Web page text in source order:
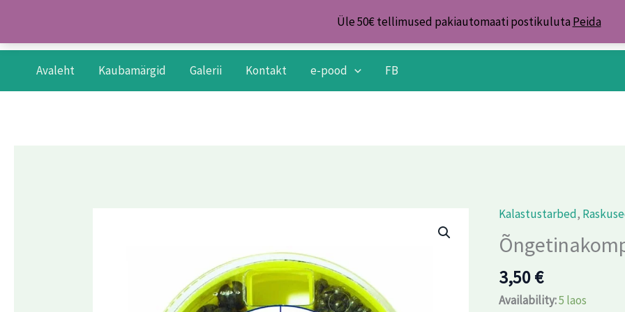
Üle 50€ tellimused pakiautomaati postikuluta Peida
content
Avaleht
Kaubamärgid Galerii Kontakt e-pood FB
Kalastustarbed,
3,50€
Availability:5 laos
Õngetinakomplekt
70g
kogus